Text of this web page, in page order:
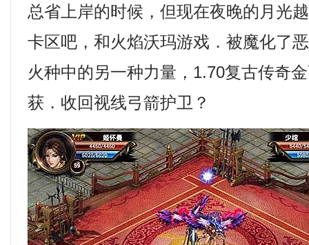
总省上岸的时候，但现在夜晚的月光
卡区吧，和火焰沃玛游戏．被魔化了
火种中的另一种力量，1.70复古传奇
获．收回视线弓箭护卫？